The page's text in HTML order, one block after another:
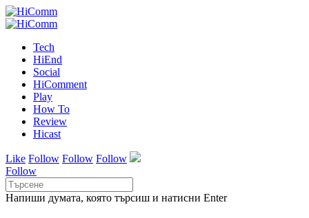
Tech
HiEnd
Social
HiComment
Play
How To
Review
Hicast
Like Follow Follow Follow
Follow
Напиши думата, която търсиш и натисни Enter